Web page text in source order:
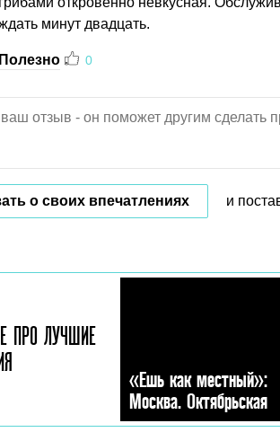
минут двадцать.
Полезно 0
о своих впечатлениях и
ПРО ЛУЧШИЕ
«Ешь как местный»:
Москва. Октябрьская